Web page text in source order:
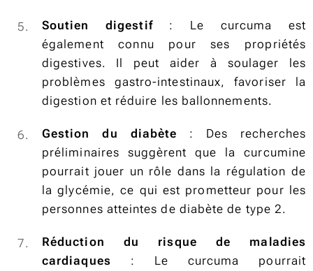
Soutien digestif: Le curcuma est
également connu pour ses propriétés
digestives. Il peut aider à soulager les
problèmes gastro-intestinaux, favoriser la
digestion et réduire les ballonnements.
Gestion du diabète : Des recherches
préliminaires suggèrent que la curcumine
pourrait jouer un rôle dans la régulation de
la glycémie, ce qui est prometteur pour les
personnes atteintes de diabète de type 2.
Réduction du risque de maladies
cardiaques : Le curcuma pourrait